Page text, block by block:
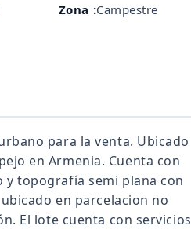
Zona :Campestre
para la venta. Ubicado
en Armenia. Cuenta con
y topografía semi plana con
en parcelacion no
El lote cuenta con servicios